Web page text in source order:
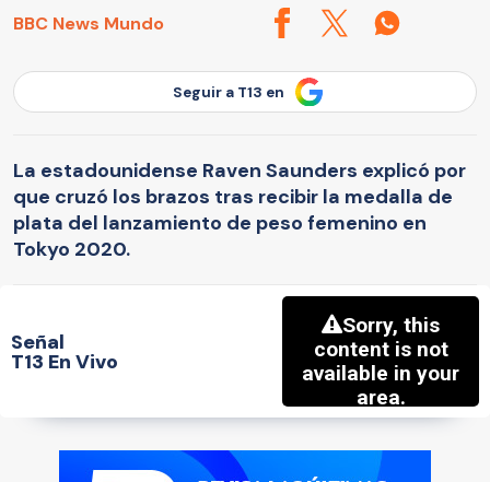
BBC News Mundo
Seguir a T13 en
La estadounidense Raven Saunders explicó por
que cruzó los brazos tras recibir la medalla de
plata del lanzamiento de peso femenino en
Tokyo 2020.
Señal
T13 En Vivo